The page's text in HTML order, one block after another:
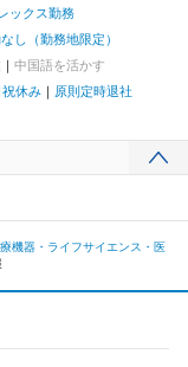
ックス勤務
し（勤務地限定）
中国語を活かす
祝休み
原則定時退社
機器・ライフサイエンス・医